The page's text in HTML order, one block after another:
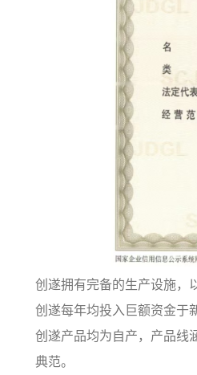
创遂拥有完备的生产设施，
创遂每年均投入巨额资金于
创遂产品均为自产，产品线
典范。